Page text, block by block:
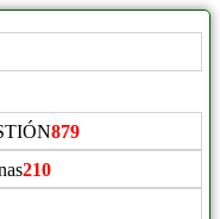
879
210